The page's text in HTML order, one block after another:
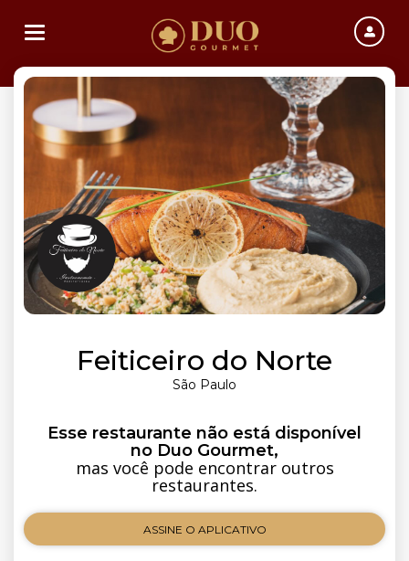
Toggle navigation
Feiticeiro do Norte
São Paulo
Esse restaurante não está disponível
no Duo Gourmet,
mas você pode encontrar outros
restaurantes.
ASSINE O APLICATIVO